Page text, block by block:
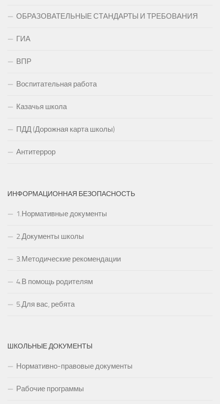
ОБРАЗОВАТЕЛЬНЫЕ СТАНДАРТЫ И ТРЕБОВАНИЯ
ГИА
ВПР
Воспитательная работа
Казачья школа
ПДД (Дорожная карта школы)
Антитеррор
ИНФОРМАЦИОННАЯ БЕЗОПАСНОСТЬ
1.Нормативные документы
2.Документы школы
3.Методические рекомендации
4.В помощь родителям
5.Для вас, ребята
ШКОЛЬНЫЕ ДОКУМЕНТЫ
Нормативно-правовые документы
Рабочие программы